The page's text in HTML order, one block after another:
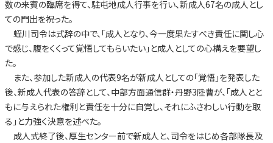
数の来賓の臨席を得て、駐屯地成人行事を行い、新成人67名の成人とし
ての門出を祝った。
蛭川司令は式辞の中で、「成人となり、今一度果たすべき責任に関し心
で感じ、腹をくくって覚悟してもらいたい」と成人としての心構えを要望し
た。
また、参加した新成人の代表9名が新成人としての「覚悟」を発表した
後、新成人代表の答辞として、中部方面通信群・丹野3陸曹が、「成人とと
もに与えられた権利と責任を十分に自覚し、それにふさわしい行動を取
る」と力強く決意を述べた。
成人式終了後、厚生センター前で新成人と、司令をはじめ各部隊長及